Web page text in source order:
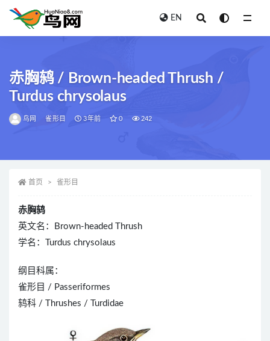
EN
赤胸鸫 / Brown-headed Thrush /
Turdus chrysolaus
鸟网 雀形目 3年前 0 242
首页 雀形目
赤胸鸫
英文名：Brown-headed Thrush
学名：Turdus chrysolaus
纲目科属：
雀形目 / Passeriformes
鸫科 / Thrushes / Turdidae